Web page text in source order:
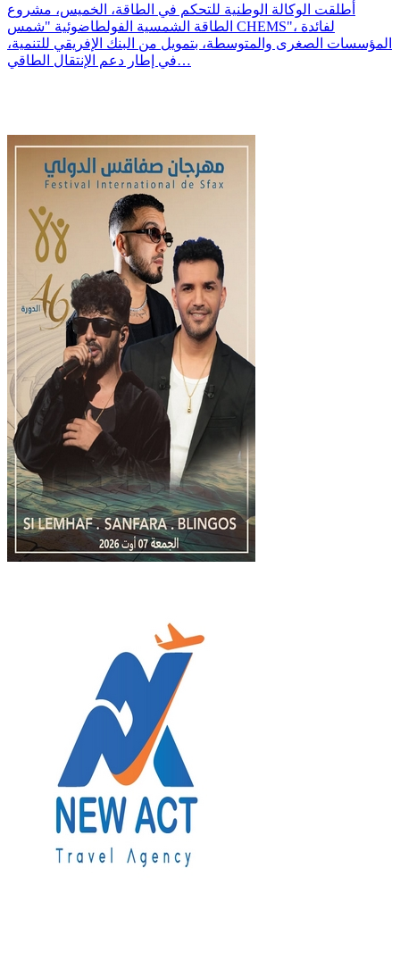
أطلقت الوكالة الوطنية للتحكم في الطاقة، الخميس، مشروع
الطاقة الشمسية الفولطاضوئية "شمس CHEMS"، لفائدة
المؤسسات الصغرى والمتوسطة، بتمويل من البنك الإفريقي للتنمية،
في إطار دعم الإنتقال الطاقي…